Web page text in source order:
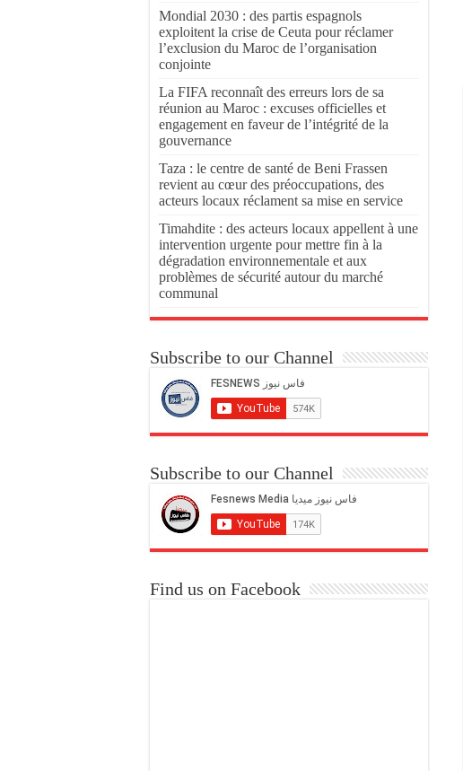
Mondial 2030 : des partis espagnols
exploitent la crise de Ceuta pour réclamer
l’exclusion du Maroc de l’organisation
conjointe
La FIFA reconnaît des erreurs lors de sa
réunion au Maroc : excuses officielles et
engagement en faveur de l’intégrité de la
gouvernance
Taza : le centre de santé de Beni Frassen
revient au cœur des préoccupations, des
acteurs locaux réclament sa mise en service
Timahdite : des acteurs locaux appellent à une
intervention urgente pour mettre fin à la
dégradation environnementale et aux
problèmes de sécurité autour du marché
communal
Subscribe to our Channel
Subscribe to our Channel
Find us on Facebook